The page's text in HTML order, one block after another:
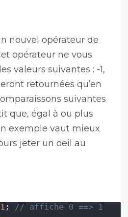
nouvel opérateur de
opérateur ne vous
valeurs suivantes : -1,
retournées qu’en
suivantes
que, égal à ou plus
exemple vaut mieux
jeter un oeil au
1 ; // affiche 0 ==> 1